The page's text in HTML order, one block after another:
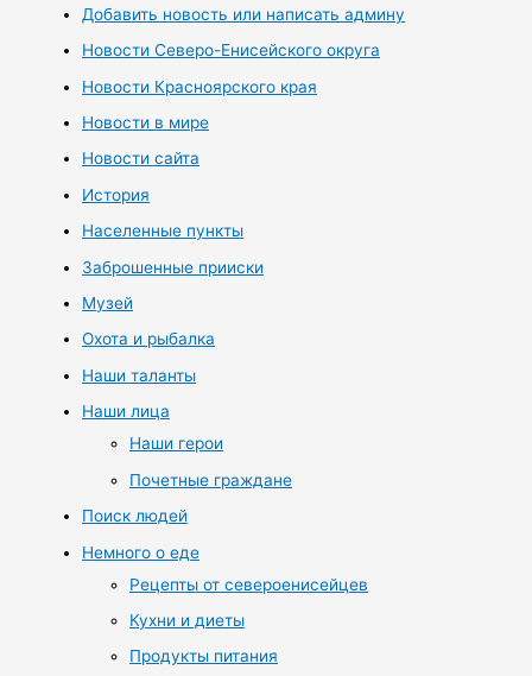
Добавить новость или написать админу
Новости Северо-Енисейского округа
Новости Красноярского края
Новости в мире
Новости сайта
История
Населенные пункты
Заброшенные прииски
Музей
Охота и рыбалка
Наши таланты
Наши лица
Наши герои
Почетные граждане
Поиск людей
Немного о еде
Рецепты от североенисейцев
Кухни и диеты
Продукты питания